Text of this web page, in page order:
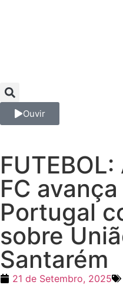
Ouvir
FC
Portugal
sobre
Santarém
21 de Setembro, 2025